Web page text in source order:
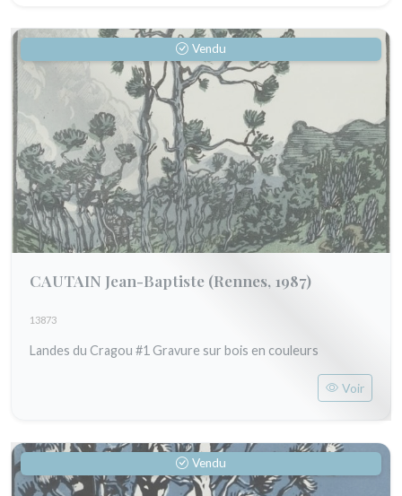
Vendu
CAUTAIN Jean-Baptiste (Rennes, 1987)
13873
Landes du Cragou #1 Gravure sur bois en couleurs
Voir
Vendu